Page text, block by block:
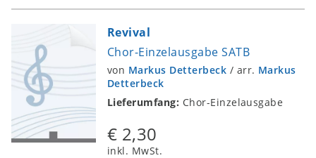
Revival
Chor-Einzelausgabe SATB
von Markus Detterbeck / arr. Markus
Detterbeck
Lieferumfang: Chor-Einzelausgabe
€ 2,30
inkl. MwSt.